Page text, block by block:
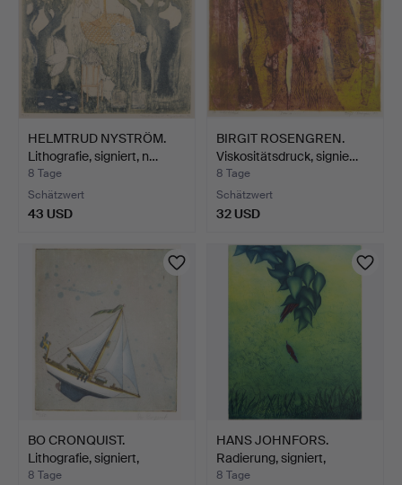
HELMTRUD NYSTRÖM.
Lithografie, signiert, n…
8 Tage
Schätzwert
43 USD
BIRGIT ROSENGREN.
Viskositätsdruck, signie…
8 Tage
Schätzwert
32 USD
BO CRONQUIST.
Lithografie, signiert,
numme…
8 Tage
HANS JOHNFORS.
Radierung, signiert,
nummer…
8 Tage